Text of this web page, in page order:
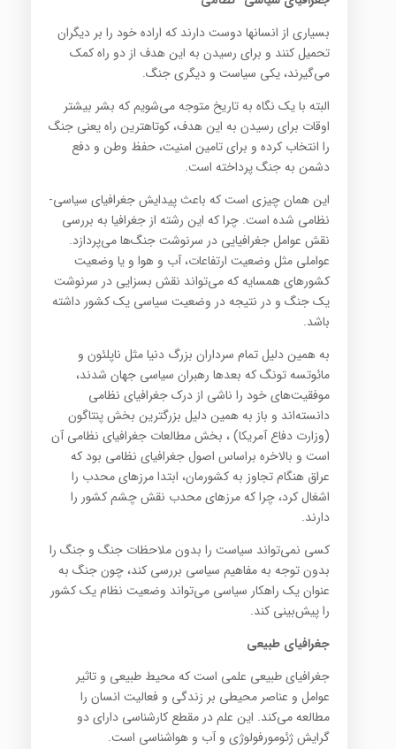
بسیاری از انسانها دوست دارند که اراده خود را بر دیگران
تحمیل کنند و برای رسیدن به این هدف از دو راه کمک
می‌گیرند، یکی سیاست و دیگری جنگ.
البته با یک نگاه به تاریخ متوجه می‌شویم که بشر بیشتر
اوقات برای رسیدن به این هدف، کوتاهترین راه یعنی جنگ
را انتخاب کرده و برای تامین امنیت، حفظ وطن و دفع
دشمن به جنگ پرداخته است.
این همان چیزی است که باعث پیدایش جغرافیای سیاسی-
نظامی شده است. چرا که این رشته از جغرافیا به بررسی
نقش عوامل جغرافیایی در سرنوشت جنگ‌ها می‌پردازد.
عواملی مثل وضعیت ارتفاعات، آب و هوا و یا وضعیت
کشورهای همسایه که می‌تواند نقش بسزایی در سرنوشت
یک جنگ و در نتیجه در وضعیت سیاسی یک کشور داشته
باشد.
به همین دلیل تمام سرداران بزرگ دنیا مثل ناپلئون و
مائوتسه تونگ که بعدها رهبران سیاسی جهان شدند،
موفقیت‌های خود را ناشی از درک جغرافیای نظامی
دانسته‌اند و باز به همین دلیل بزرگترین بخش پنتاگون
(وزارت دفاع آمریکا) ، بخش مطالعات جغرافیای نظامی آن
است و بالاخره براساس اصول جغرافیای نظامی بود که
عراق هنگام تجاوز به کشورمان، ابتدا مرزهای محدب را
اشغال کرد، چرا که مرزهای محدب نقش چشم کشور را
دارند.
کسی نمی‌تواند سیاست را بدون ملاحظات جنگ و جنگ را
بدون توجه به مفاهیم سیاسی بررسی کند، چون جنگ به
عنوان یک راهکار سیاسی می‌تواند وضعیت نظام یک کشور
را پیش‌بینی کند.
جغرافیای طبیعی
جغرافیای طبیعی علمی است که محیط طبیعی و تاثیر
عوامل و عناصر محیطی بر زندگی و فعالیت انسان را
مطالعه می‌کند. این علم در مقطع کارشناسی دارای دو
گرایش ژئومورفولوژی و آب و هواشناسی است.